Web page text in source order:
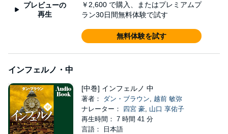
プレビューの
再生
￥2,600 で購入、またはプレミアムプ
ラン30日間無料体験で試す
無料体験を試す
インフェルノ・中
[中巻] インフェルノ 中
著者： ダン・ブラウン, 越前 敏弥
ナレーター： 四宮 豪, 山口 享佑子
再生時間： 7 時間 41 分
言語： 日本語